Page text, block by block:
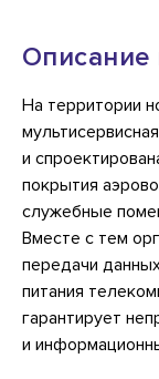
Описание
На территории
и
покрытия
служебные
Вместе с тем
передачи
питания
гарантирует
и